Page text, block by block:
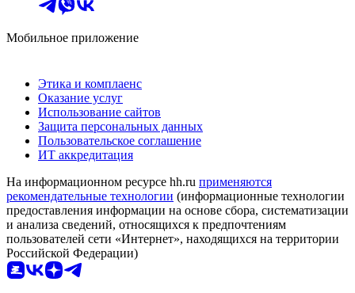
Мобильное приложение
Этика и комплаенс
Оказание услуг
Использование сайтов
Защита персональных данных
Пользовательское соглашение
ИТ аккредитация
На информационном ресурсе hh.ru применяются
рекомендательные технологии (информационные технологии
предоставления информации на основе сбора, систематизации
и анализа сведений, относящихся к предпочтениям
пользователей сети «Интернет», находящихся на территории
Российской Федерации)